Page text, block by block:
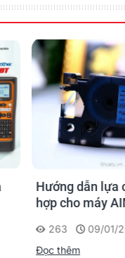
Hướng dẫn lựa
hợp cho máy
263
09/01/
Đọc thêm